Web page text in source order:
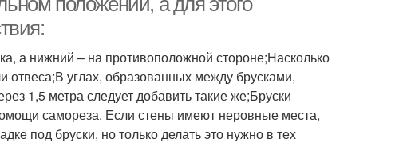
а нижний – на противоположной стороне;Насколько
углах, образованных между брусками,
1,5 метра следует добавить такие же;Бруски
самореза. Если стены имеют неровные места,
под бруски, но только делать это нужно в тех